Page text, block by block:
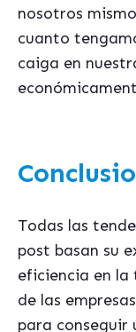
nosotros
cuanto
caiga en
Todas las
post basan su
eficiencia en
de las
para conseguir